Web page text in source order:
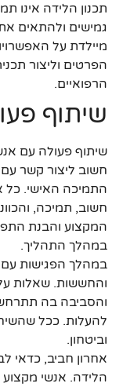
תכנון הלידה אינו
גמישים ולהתאים
מיילדת על
הפרטים וליצור
הרפואיים.
שיתוף
שיתוף פעולה עם
חשוב ליצור קשר עם
התמיכה האישי. כל
חשוב, תמיכה,
המקצוע והבנת
במהלך התהליך.
במהלך הפגישות עם
והחששות. שאלות
והסביבה בה
להעלות. ככל
וביטחון.
אחרון חביב, כדאי
הלידה. אנשי מקצוע